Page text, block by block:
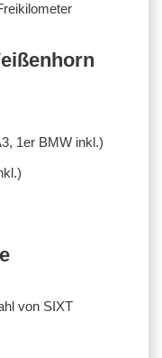
1er BMW inkl.)
von SIXT